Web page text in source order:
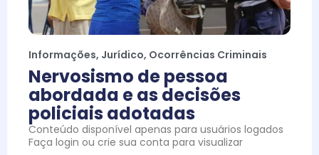
Informações, Jurídico, Ocorrências Criminais
Nervosismo de pessoa
abordada e as decisões
policiais adotadas
Conteúdo disponível apenas para usuários logados
Faça login ou crie sua conta para visualizar